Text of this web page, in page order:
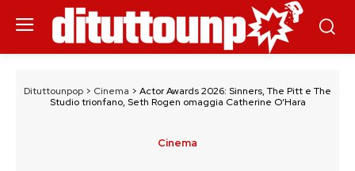
Dituttounpop > Cinema > Actor Awards 2026: Sinners, The Pitt e The
Studio trionfano, Seth Rogen omaggia Catherine O’Hara
Cinema